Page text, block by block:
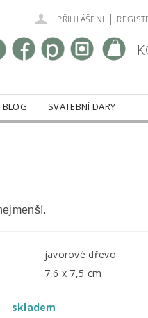
PŘIHLÁŠENÍ |
BLOG
SVATEBNÍ DARY
javorové dřevo
7,6 x 7,5 cm
skladem